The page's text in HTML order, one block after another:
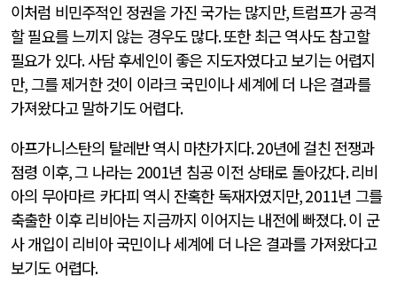
이처럼 비민주적인 정권을 가진 국가는 많지만,트럼프가 공격
할 필요를 느끼지 않는 경우도 많다.또한 최근 역사도 참고할
필요가 있다.사담 후세인이 좋은 지도자였다고 보기는 어렵지
만,그를 제거한 것이 이라크 국민이나 세계에 더 나은 결과를
가져왔다고 말하기도 어렵다.
아프가니스탄의 탈레반 역시 마찬가지다. 20년에 걸친 전쟁과
점령 이후,그 나라는 2001년 침공 이전 상태로 돌아갔다.리비
아의 무아마르 카다피 역시 잔혹한 독재자였지만, 2011년 그를
축출한 이후 리비아는 지금까지 이어지는 내전에 빠졌다.이 군
사 개입이 리비아 국민이나 세계에 더 나은 결과를 가져왔다고
보기도 어렵다.